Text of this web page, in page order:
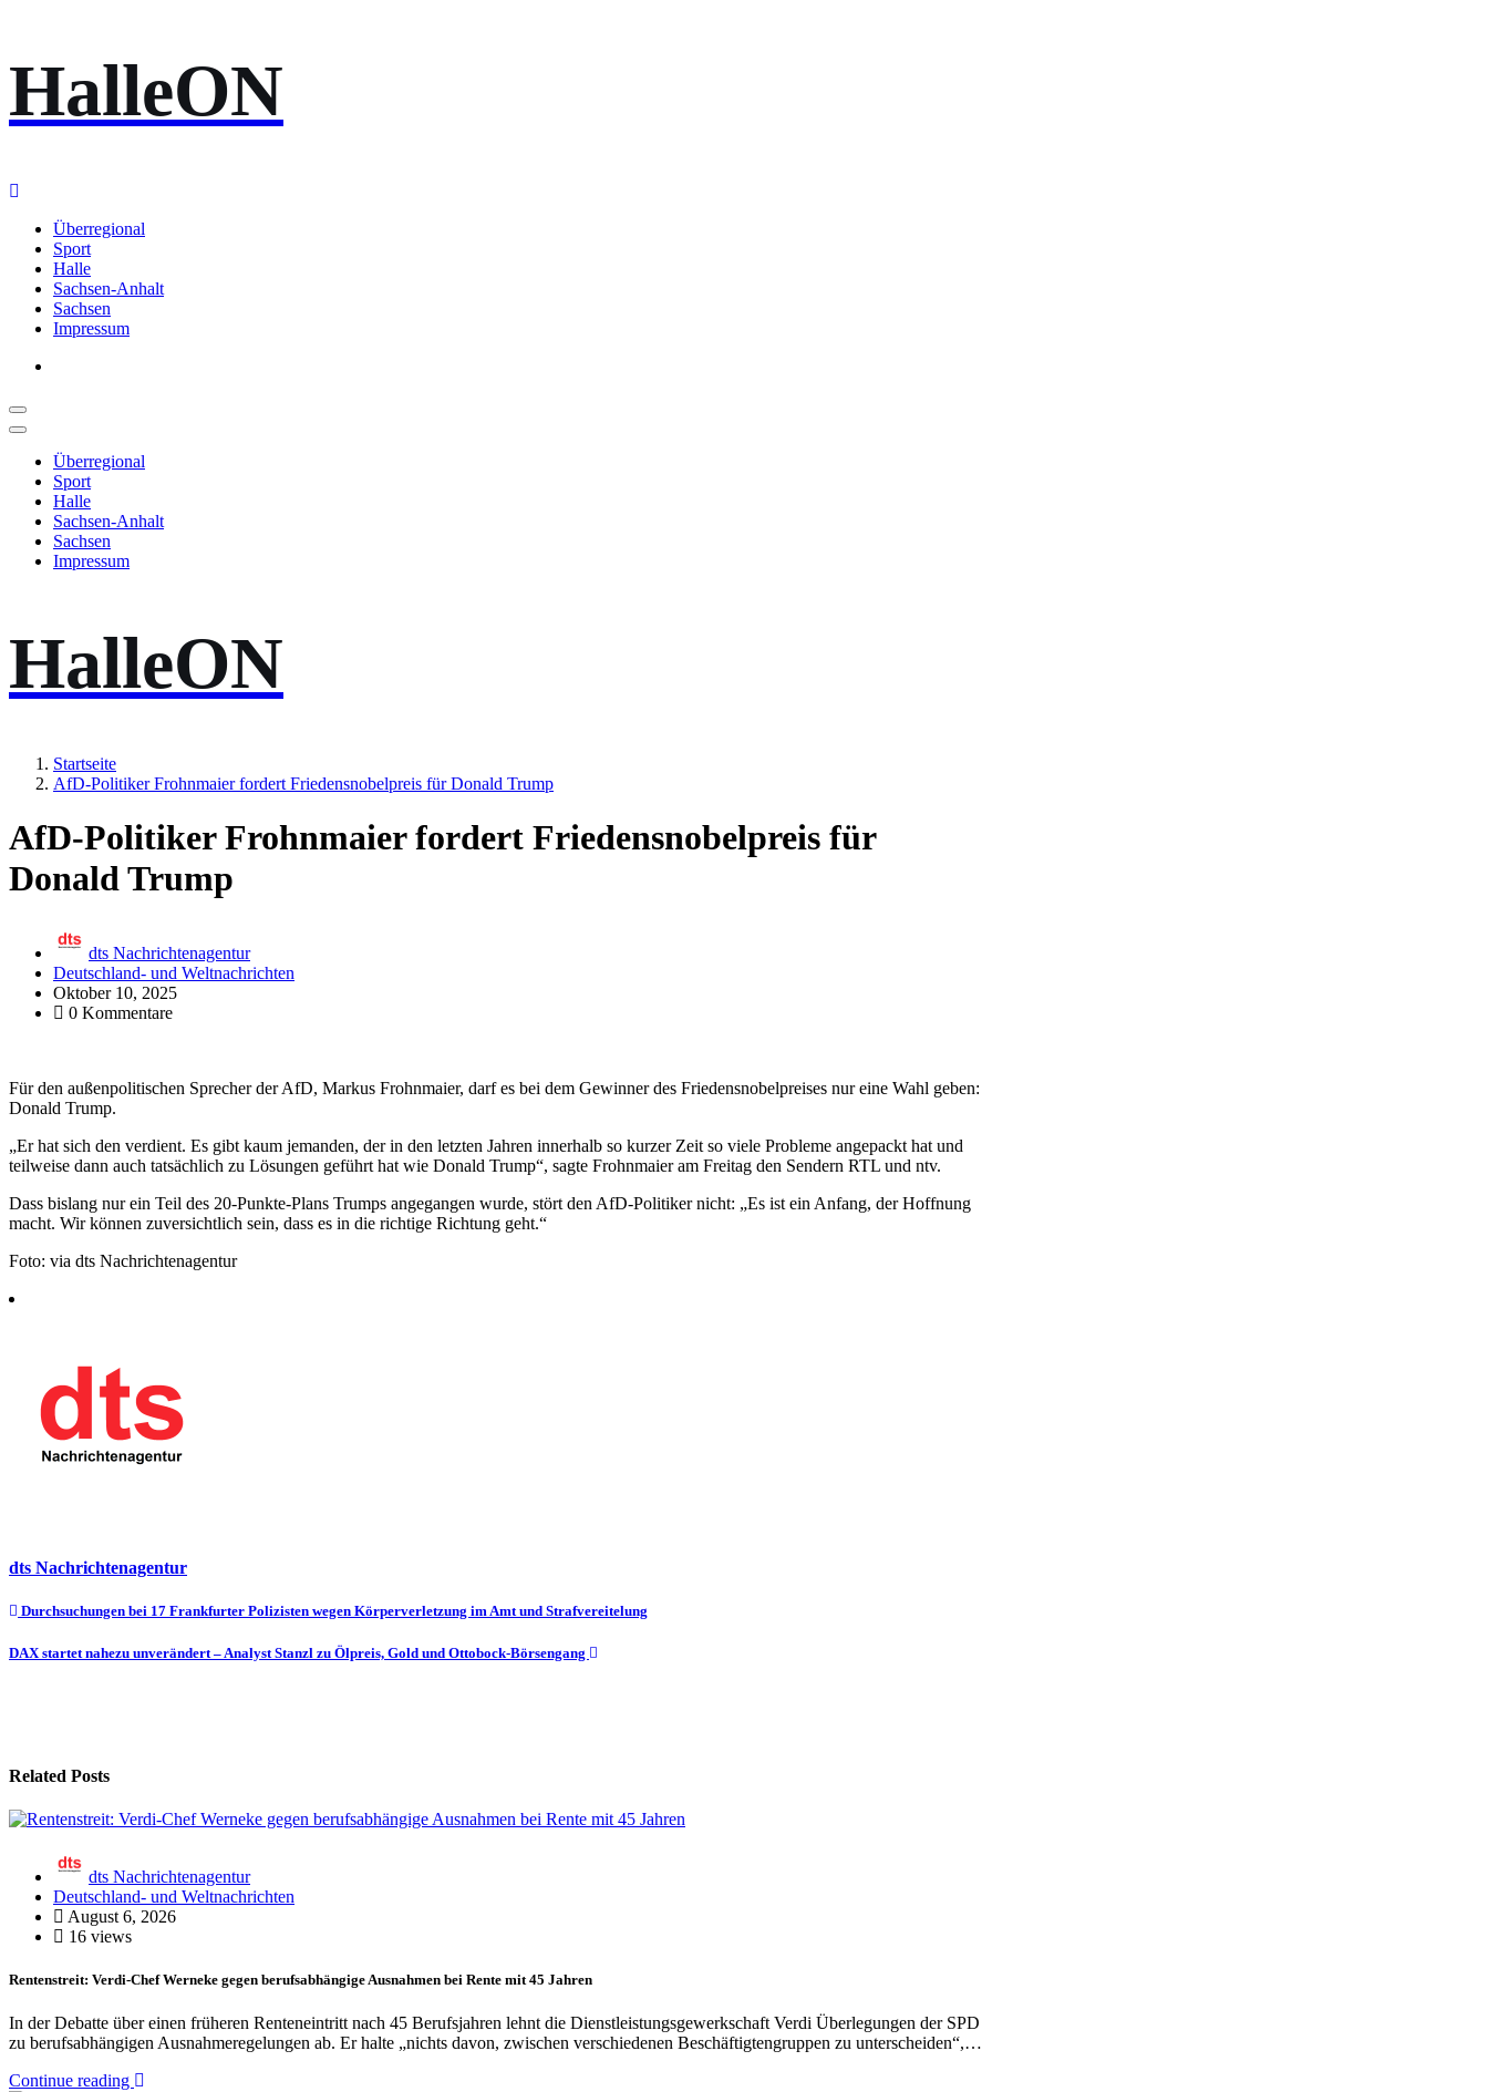
Inhalt
springen
HalleON
Überregional
Sport
Halle
Sachsen-Anhalt
Sachsen
Impressum
Überregional
Sport
Halle
Sachsen-Anhalt
Sachsen
Impressum
HalleON
Startseite
AfD-Politiker Frohnmaier fordert Friedensnobelpreis für Donald Trump
AfD-Politiker Frohnmaier fordert Friedensnobelpreis für
Donald Trump
dts Nachrichtenagentur
Deutschland- und Weltnachrichten
Oktober 10, 2025
0 Kommentare
Für den außenpolitischen Sprecher der AfD, Markus Frohnmaier, darf es bei dem Gewinner des Friedensnobelpreises nur eine Wahl geben:
Donald Trump.
„Er hat sich den verdient. Es gibt kaum jemanden, der in den letzten Jahren innerhalb so kurzer Zeit so viele Probleme angepackt hat und
teilweise dann auch tatsächlich zu Lösungen geführt hat wie Donald Trump“, sagte Frohnmaier am Freitag den Sendern RTL und ntv.
Dass bislang nur ein Teil des 20-Punkte-Plans Trumps angegangen wurde, stört den AfD-Politiker nicht: „Es ist ein Anfang, der Hoffnung
macht. Wir können zuversichtlich sein, dass es in die richtige Richtung geht.“
Foto: via dts Nachrichtenagentur
dts Nachrichtenagentur
Beitragsnavigation
Durchsuchungen bei 17 Frankfurter Polizisten wegen Körperverletzung im Amt und Strafvereitelung
DAX startet nahezu unverändert – Analyst Stanzl zu Ölpreis, Gold und Ottobock-Börsengang
Related Posts
dts Nachrichtenagentur
Deutschland- und Weltnachrichten
August 6, 2026
16 views
Rentenstreit: Verdi-Chef Werneke gegen berufsabhängige Ausnahmen bei Rente mit 45 Jahren
In der Debatte über einen früheren Renteneintritt nach 45 Berufsjahren lehnt die Dienstleistungsgewerkschaft Verdi Überlegungen der SPD
zu berufsabhängigen Ausnahmeregelungen ab. Er halte „nichts davon, zwischen verschiedenen Beschäftigtengruppen zu unterscheiden“,…
Continue reading